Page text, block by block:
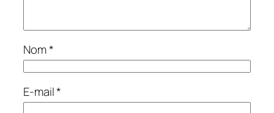
Nom*
E-mail*